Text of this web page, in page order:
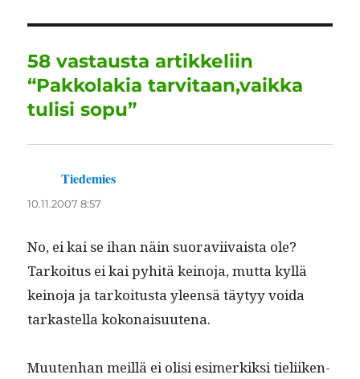
b
o
o
k
r
d
I
n
A
p
p
r
a
m
58 vastausta artikkeliin
“Pakkolakia tarvitaan,vaikka
tulisi sopu”
Tiedemies
10.11.2007 8:57
No, ei kai se ihan näin suo­ravi­ivaista ole?
Tarkoi­tus ei kai pyhitä keino­ja, mut­ta kyl­lä
keino­ja ja tarkoi­tus­ta yleen­sä täy­tyy voi­da
tarkastel­la kokonaisuutena.
Muuten­han meil­lä ei olisi esimerkik­si tieli­iken­